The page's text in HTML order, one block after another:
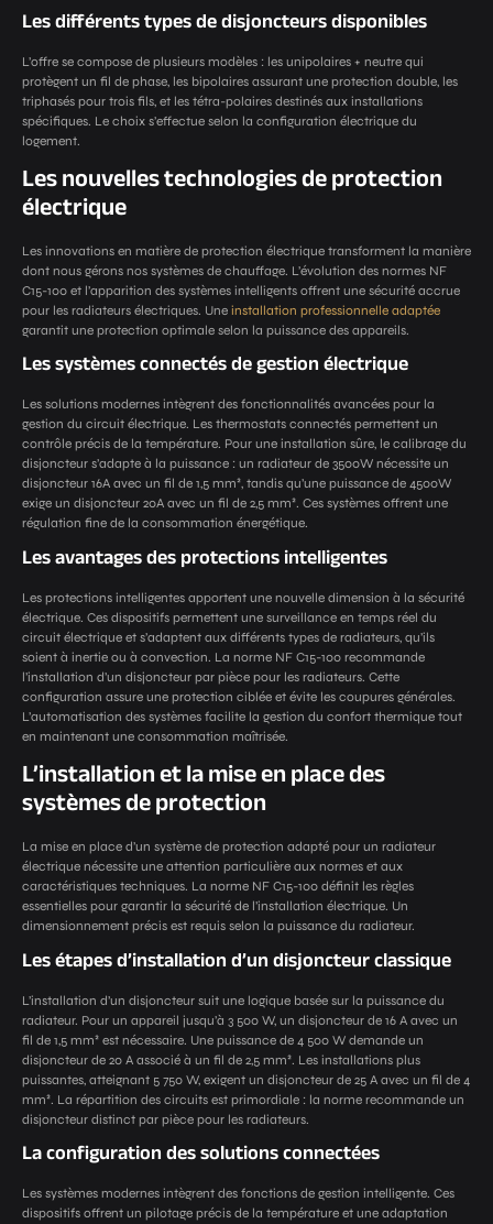
Les différents types de disjoncteurs disponibles
L’offre se compose de plusieurs modèles : les unipolaires + neutre qui
protègent un fil de phase, les bipolaires assurant une protection double, les
triphasés pour trois fils, et les tétra-polaires destinés aux installations
spécifiques. Le choix s’effectue selon la configuration électrique du
logement.
Les nouvelles technologies de protection
électrique
Les innovations en matière de protection électrique transforment la manière
dont nous gérons nos systèmes de chauffage. L’évolution des normes NF
C15-100 et l’apparition des systèmes intelligents offrent une sécurité accrue
pour les radiateurs électriques. Une installation professionnelle adaptée
garantit une protection optimale selon la puissance des appareils.
Les systèmes connectés de gestion électrique
Les solutions modernes intègrent des fonctionnalités avancées pour la
gestion du circuit électrique. Les thermostats connectés permettent un
contrôle précis de la température. Pour une installation sûre, le calibrage du
disjoncteur s’adapte à la puissance : un radiateur de 3500W nécessite un
disjoncteur 16A avec un fil de 1,5 mm², tandis qu’une puissance de 4500W
exige un disjoncteur 20A avec un fil de 2,5 mm². Ces systèmes offrent une
régulation fine de la consommation énergétique.
Les avantages des protections intelligentes
Les protections intelligentes apportent une nouvelle dimension à la sécurité
électrique. Ces dispositifs permettent une surveillance en temps réel du
circuit électrique et s’adaptent aux différents types de radiateurs, qu’ils
soient à inertie ou à convection. La norme NF C15-100 recommande
l’installation d’un disjoncteur par pièce pour les radiateurs. Cette
configuration assure une protection ciblée et évite les coupures générales.
L’automatisation des systèmes facilite la gestion du confort thermique tout
en maintenant une consommation maîtrisée.
L’installation et la mise en place des
systèmes de protection
La mise en place d’un système de protection adapté pour un radiateur
électrique nécessite une attention particulière aux normes et aux
caractéristiques techniques. La norme NF C15-100 définit les règles
essentielles pour garantir la sécurité de l’installation électrique. Un
dimensionnement précis est requis selon la puissance du radiateur.
Les étapes d’installation d’un disjoncteur classique
L’installation d’un disjoncteur suit une logique basée sur la puissance du
radiateur. Pour un appareil jusqu’à 3 500 W, un disjoncteur de 16 A avec un
fil de 1,5 mm² est nécessaire. Une puissance de 4 500 W demande un
disjoncteur de 20 A associé à un fil de 2,5 mm². Les installations plus
puissantes, atteignant 5 750 W, exigent un disjoncteur de 25 A avec un fil de 4
mm². La répartition des circuits est primordiale : la norme recommande un
disjoncteur distinct par pièce pour les radiateurs.
La configuration des solutions connectées
Les systèmes modernes intègrent des fonctions de gestion intelligente. Ces
dispositifs offrent un pilotage précis de la température et une adaptation